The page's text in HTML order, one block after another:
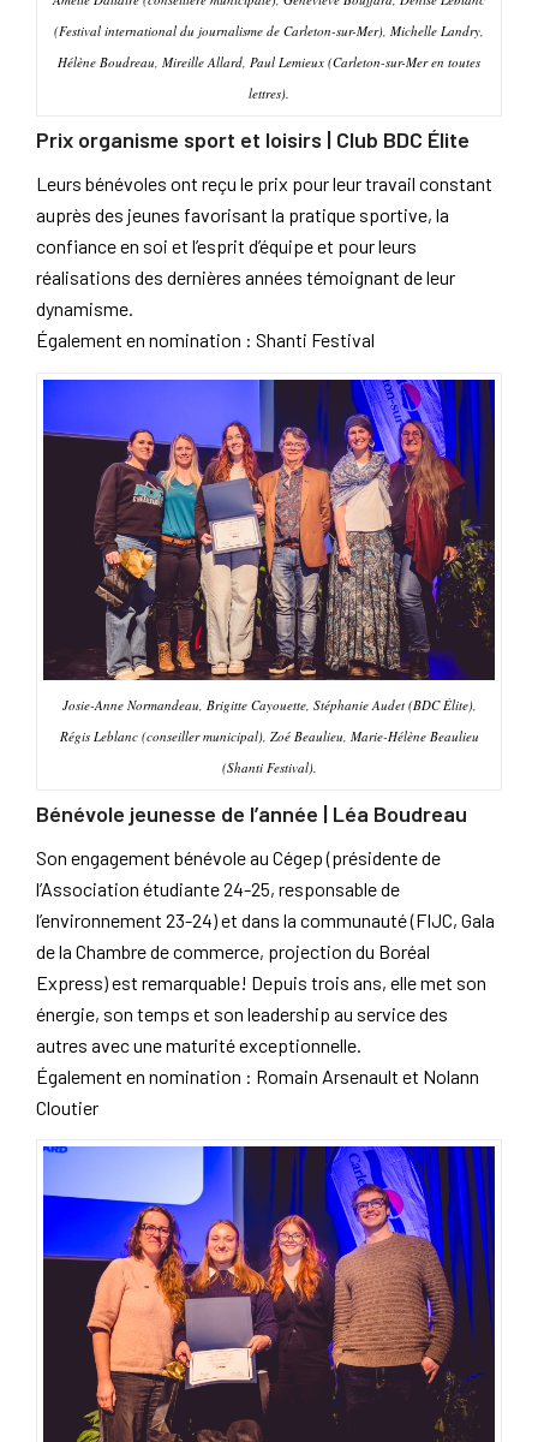
(Festival international du journalisme de Carleton-sur-Mer), Michelle Landry,
Hélène Boudreau, Mireille Allard, Paul Lemieux (Carleton-sur-Mer en toutes
lettres).
Prix organisme sport et loisirs | Club BDC Élite
Leurs bénévoles ont reçu le prix pour leur travail constant
auprès des jeunes favorisant la pratique sportive, la
confiance en soi et l’esprit d’équipe et pour leurs
réalisations des dernières années témoignant de leur
dynamisme.
Également en nomination : Shanti Festival
Josie-Anne Normandeau, Brigitte Cayouette, Stéphanie Audet (BDC Élite),
Régis Leblanc (conseiller municipal), Zoé Beaulieu, Marie-Hélène Beaulieu
(Shanti Festival).
Bénévole jeunesse de l’année | Léa Boudreau
Son engagement bénévole au Cégep (présidente de
l’Association étudiante 24-25, responsable de
l’environnement 23-24) et dans la communauté (FIJC, Gala
de la Chambre de commerce, projection du Boréal
Express) est remarquable! Depuis trois ans, elle met son
énergie, son temps et son leadership au service des
autres avec une maturité exceptionnelle.
Également en nomination : Romain Arsenault et Nolann
Cloutier